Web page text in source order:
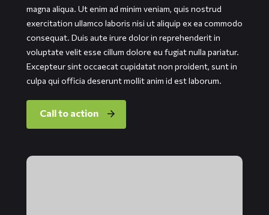
magna aliqua. Ut enim ad minim veniam, quis nostrud
exercitation ullamco laboris nisi ut aliquip ex ea commodo
consequat. Duis aute irure dolor in reprehenderit in
voluptate velit esse cillum dolore eu fugiat nulla pariatur.
Excepteur sint occaecat cupidatat non proident, sunt in
culpa qui officia deserunt mollit anim id est laborum.
Call to action